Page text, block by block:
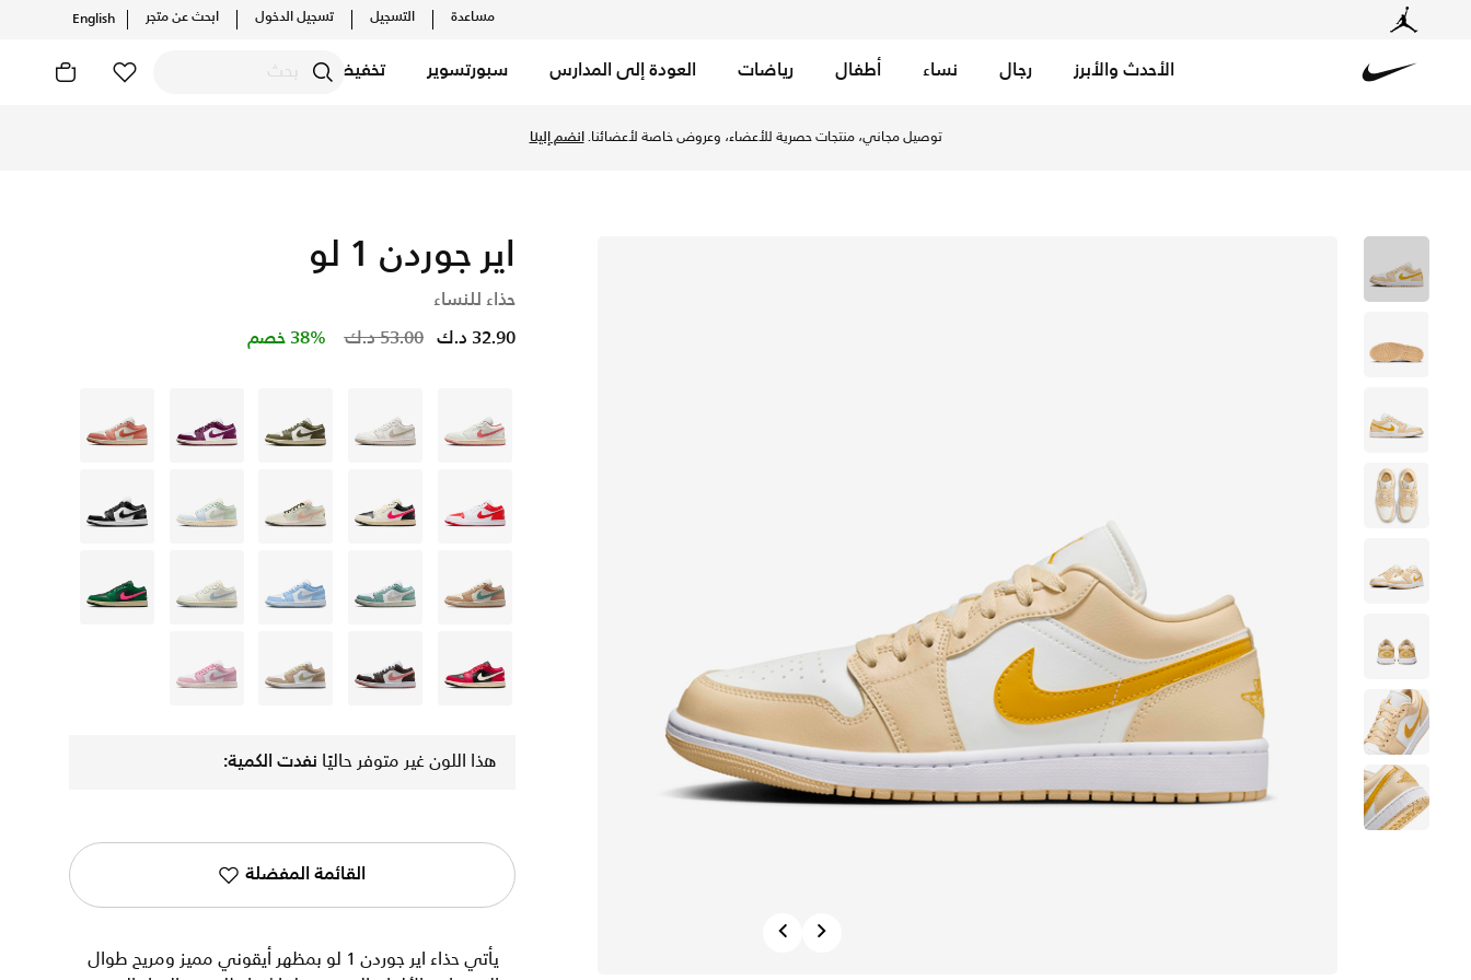
مساعدة التسجيل تسجيل الدخول ابحث عن متجر English
الأحدث والأبرز رجال نساء أطفال رياضات العودة إلى المدارس سبورتسوير تخفيضات
توصيل مجاني، منتجات حصرية للأعضاء، وعروض خاصة لأعضائنا.انضم إلينا
Next
اير جوردن 1 لو
حذاء للنساء
Price reduced from
53.00 د.ك to 32.90 د.ك 38% خصم
ايفوري ايفوري أخضر بنفسجي أبيض
أبيض أبيض أبيض أبيض أسود
بنى أبيض أزرق أبيض أخضر
أحمر أبيض بنى أحمر
هذا اللون غير متوفر حاليًا نفدت الكمية:
القائمة المفضلة
يأتي حذاء اير جوردن 1 لو بمظهر أيقوني مميز ومريح طوال